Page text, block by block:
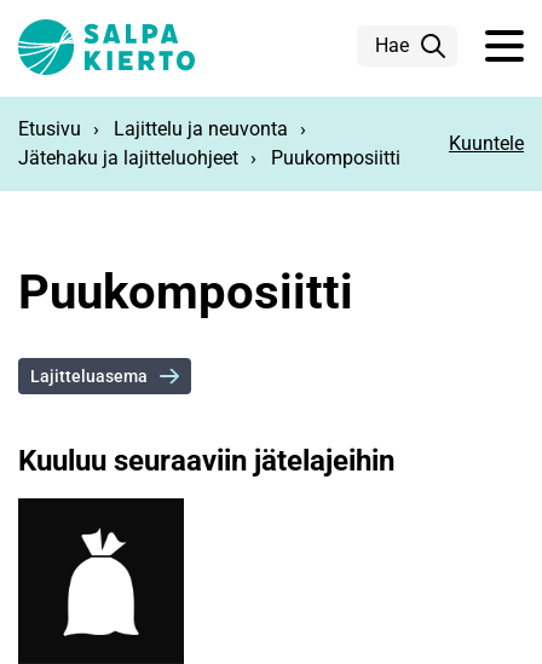
Hae
Etusivu
Lajittelu ja neuvonta
Jätehaku ja lajitteluohjeet
Puukomposiitti
Kuuntele
Puukomposiitti
Lajitteluasema
Kuuluu seuraaviin jätelajeihin